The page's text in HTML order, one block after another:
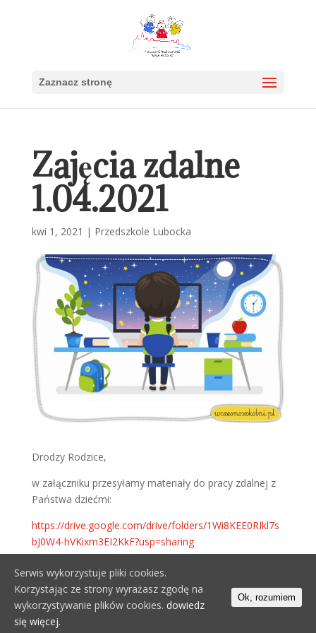
Zaznacz stronę
Zajęcia zdalne
1.04.2021
kwi 1, 2021 | Przedszkole Lubocka
Drodzy Rodzice,
w załączniku przesyłamy materiały do pracy zdalnej z
Państwa dziećmi:
https://drive.google.com/drive/folders/1Wi8KEE0RIkl7s
bJ0W4-hVKixm3EI2KkF?usp=sharing
Wszelkie prawa zastrzeżone © 2019 Bujamy się w
Serwis wykorzystuje pliki cookies.
Korzystając ze strony wyrażasz zgodę na
wykorzystywanie plików cookies. dowiedz
się więcej.
Ok, rozumiem